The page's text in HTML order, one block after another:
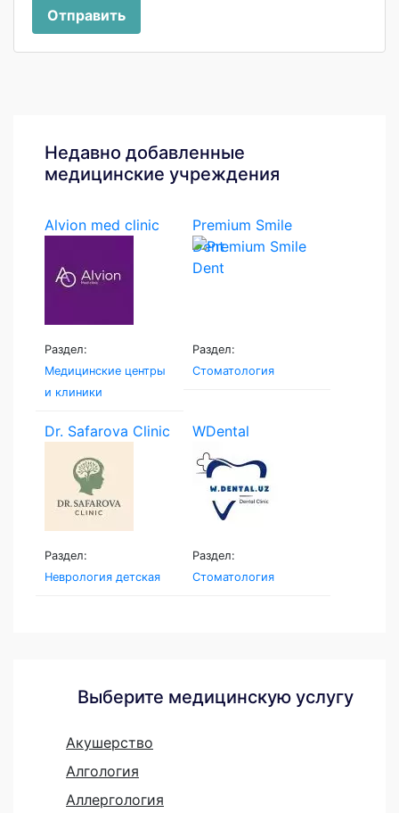
Отправить
Недавно добавленные
медицинские учреждения
Alvion med clinic
Раздел:
Медицинские центры
и клиники
Premium Smile
Dent
Раздел:
Стоматология
Dr. Safarova Clinic
Раздел:
Неврология детская
WDental
Раздел:
Стоматология
Выберите медицинскую услугу
Акушерство
Алгология
Аллергология